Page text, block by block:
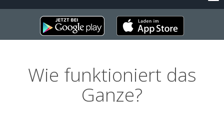
Wie funktioniert das
Ganze?